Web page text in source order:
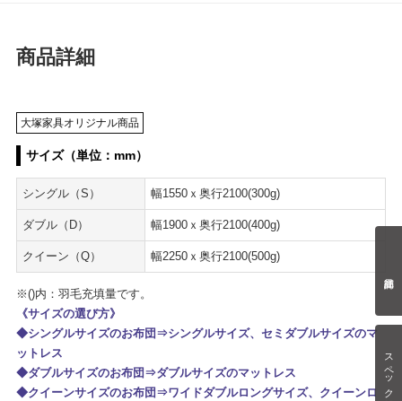
スペック情報
商品詳細
大塚家具オリジナル商品
サイズ（単位：mm）
シングル（S） 幅1550ｘ奥行2100(300g)
ダブル（D） 幅1900ｘ奥行2100(400g)
クイーン（Q） 幅2250ｘ奥行2100(500g)
※()内：羽毛充填量です。
《サイズの選び方》
◆シングルサイズのお布団⇒シングルサイズ、セミダブルサイズのマ
ットレス
◆ダブルサイズのお布団⇒ダブルサイズのマットレス
◆クイーンサイズのお布団⇒ワイドダブルロングサイズ、クイーンロ